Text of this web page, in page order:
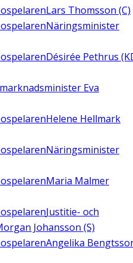
Lars Thomsson (C)
Näringsminister
Désirée Pethrus
Eva
Helene Hellmark
Näringsminister
Maria Malmer
Justitie- och
Johansson (S)
Angelika